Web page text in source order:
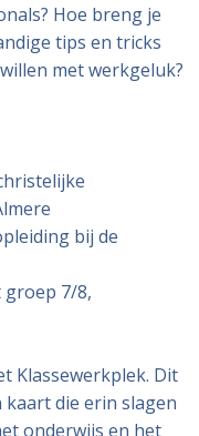
Hoe breng je
tips en tricks
met werkgeluk?
bij de
7/8,
Klassewerkplek. Dit
kaart die erin slagen
onderwijs en het